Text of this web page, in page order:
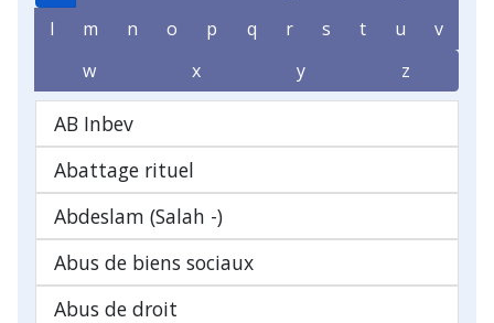
l
m n o p q r s t u
v
w
x y z
AB Inbev
Abattage rituel
Abdeslam (Salah -)
Abus de biens sociaux
Abus de droit